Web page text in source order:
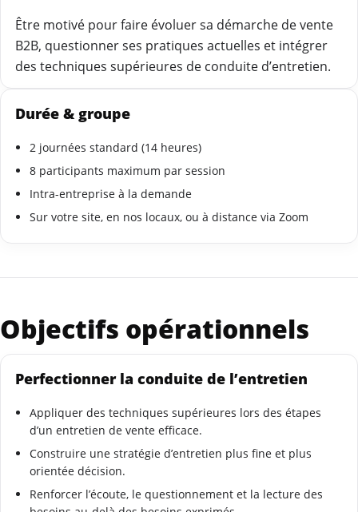
Être motivé pour faire évoluer sa démarche de vente
B2B, questionner ses pratiques actuelles et intégrer
des techniques supérieures de conduite d’entretien.
Durée & groupe
2 journées standard (14 heures)
8 participants maximum par session
Intra-entreprise à la demande
Sur votre site, en nos locaux, ou à distance via Zoom
Objectifs opérationnels
Perfectionner la conduite de l’entretien
Appliquer des techniques supérieures lors des étapes
d’un entretien de vente efficace.
Construire une stratégie d’entretien plus fine et plus
orientée décision.
Renforcer l’écoute, le questionnement et la lecture des